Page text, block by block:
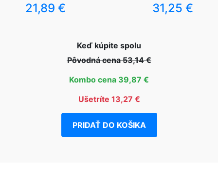
21,89 € 31,25 €
Keď kúpite spolu
Pôvodná cena 53,14 €
Kombo cena 39,87 €
Ušetríte 13,27 €
PRIDAŤ DO KOŠIKA